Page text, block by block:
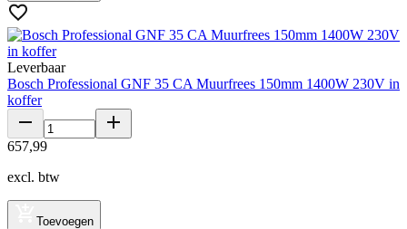
Leverbaar
Bosch Professional GNF 35 CA Muurfrees 150mm 1400W 230V in
koffer
657,99
excl. btw
Toevoegen